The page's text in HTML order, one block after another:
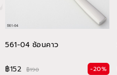
561-04 ช้อนคาว
฿152 ฿190 -20%